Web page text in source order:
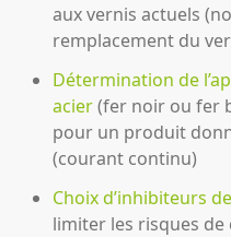
aux vernis actuels
remplacement du
Détermination de
acier(fer noir ou fer
pour un produit
(courant continu)
Choix d’inhibiteurs
limiter les risques